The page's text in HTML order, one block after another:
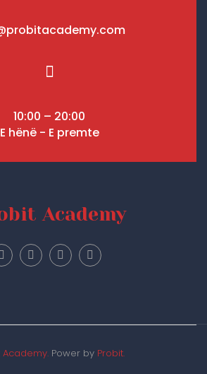
10:00 – 20:00
E hënë - E premte
Academy
Academy. Power by Probit.